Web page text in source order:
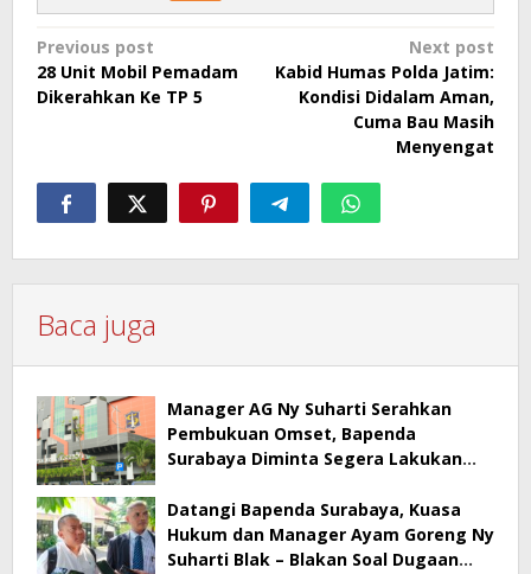
Post
navigation
Previous post
28 Unit Mobil Pemadam
Dikerahkan Ke TP 5
Next post
Kabid Humas Polda Jatim:
Kondisi Didalam Aman,
Cuma Bau Masih
Menyengat
Baca juga
Manager AG Ny Suharti Serahkan
Pembukuan Omset, Bapenda
Surabaya Diminta Segera Lakukan
Datangi Bapenda Surabaya, Kuasa
Hukum dan Manager Ayam Goreng Ny
Suharti Blak – Blakan Soal Dugaan